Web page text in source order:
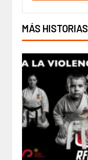
MÁS HISTORIAS